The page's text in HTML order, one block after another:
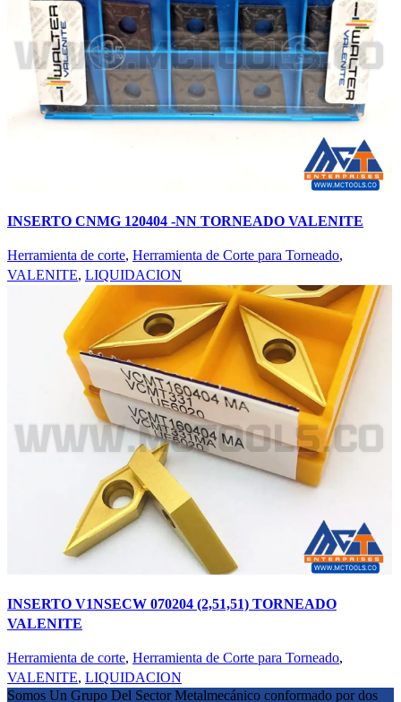
INSERTO CNMG 120404 -NN TORNEADO VALENITE
Herramienta de corte, Herramienta de Corte para Torneado,
VALENITE, LIQUIDACION
INSERTO V1NSECW 070204 (2,51,51) TORNEADO
VALENITE
Herramienta de corte, Herramienta de Corte para Torneado,
VALENITE, LIQUIDACION
Somos Un Grupo Del Sector Metalmecánico conformado por dos